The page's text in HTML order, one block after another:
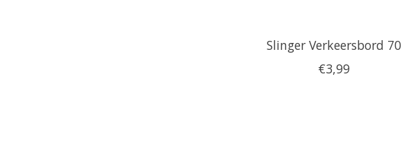
Slinger Verkeersbord 70
€3,99